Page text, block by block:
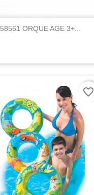
58561 ORQUE AGE 3+...
favorite_border